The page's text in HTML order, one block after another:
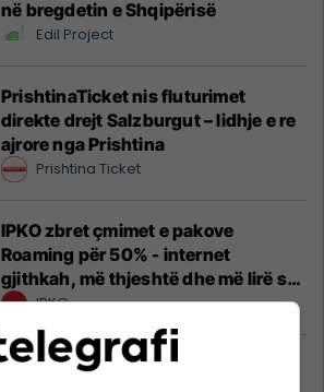
në bregdetin e Shqipërisë
Edil Project
PrishtinaTicket nis fluturimet
direkte drejt Salzburgut – lidhje e re
ajrore nga Prishtina
Prishtina Ticket
IPKO zbret çmimet e pakove
Roaming për 50% - internet
gjithkah, më thjeshtë dhe më lirë se
kurrë!IPKO
Hapësirë dhe rehati - shtëpia në